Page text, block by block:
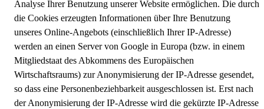
Analyse Ihrer Benutzung unserer Website ermöglichen. Die durch
die Cookies erzeugten Informationen über Ihre Benutzung
unseres Online-Angebots (einschließlich Ihrer IP-Adresse)
werden an einen Server von Google in Europa (bzw. in einem
Mitgliedstaat des Abkommens des Europäischen
Wirtschaftsraums) zur Anonymisierung der IP-Adresse gesendet,
so dass eine Personenbeziehbarkeit ausgeschlossen ist. Erst nach
der Anonymisierung der IP-Adresse wird die gekürzte IP-Adresse